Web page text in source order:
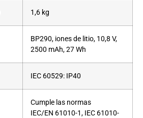
1,6 kg
BP290, iones de litio, 10,8 V,
2500 mAh, 27 Wh
IEC 60529: IP40
Cumple las normas
IEC/EN 61010-1, IEC 61010-